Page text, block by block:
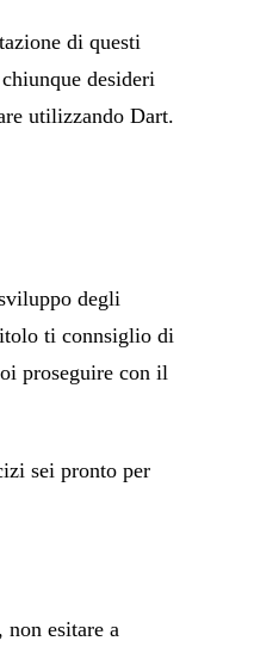
di questi
desideri
utilizzando Dart.
degli
ti connsiglio di
proseguire con il
sei pronto per
non esitare a